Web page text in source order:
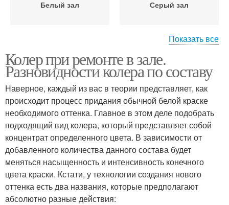
Белый зал Серый зал
Коричневый зал Синий зал
Зал в современном
стиле
Зал в скандинавском
стиле
Зал в стиле Колера для зала
Показать все
Колер при ремонте в зале.
Разновидности колера по составу
Наверное, каждый из вас в теории представляет, как
происходит процесс придания обычной белой краске
необходимого оттенка. Главное в этом деле подобрать
подходящий вид колера, который представляет собой
концентрат определенного цвета. В зависимости от
добавленного количества данного состава будет
меняться насыщенность и интенсивность конечного
цвета краски. Кстати, у технологии создания нового
оттенка есть два названия, которые предполагают
абсолютно разные действия: